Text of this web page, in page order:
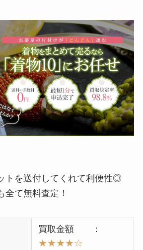
トを送付してくれて利便性◎
全て無料査定！
買取金額 ：
★★★★☆